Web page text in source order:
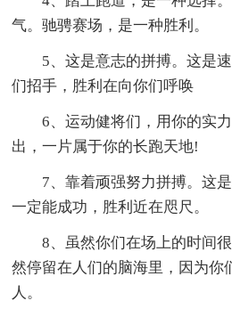
气。驰骋赛场，是一种胜利。
5、这是意志的拼搏。这是
们招手，胜利在向你们呼唤
6、运动健将们，用你的实
出，一片属于你的长跑天地!
7、靠着顽强努力拼搏。这
一定能成功，胜利近在咫尺。
8、虽然你们在场上的时间
然停留在人们的脑海里，因为你
人。